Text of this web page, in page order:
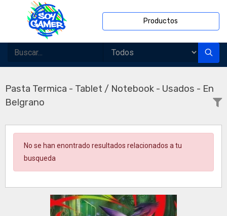
Productos
Pasta Termica - Tablet / Notebook - Usados - En
Belgrano
No se han enontrado resultados relacionados a tu
busqueda